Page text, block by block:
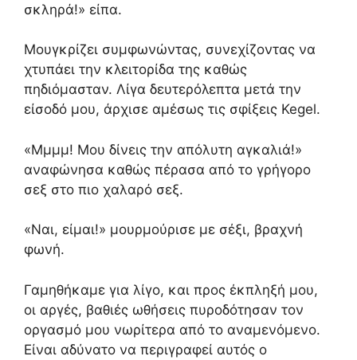
σκληρά!» είπα.
Μουγκρίζει συμφωνώντας, συνεχίζοντας να
χτυπάει την κλειτορίδα της καθώς
πηδιόμασταν. Λίγα δευτερόλεπτα μετά την
είσοδό μου, άρχισε αμέσως τις σφίξεις Kegel.
«Μμμμ! Μου δίνεις την απόλυτη αγκαλιά!»
αναφώνησα καθώς πέρασα από το γρήγορο
σεξ στο πιο χαλαρό σεξ.
«Ναι, είμαι!» μουρμούρισε με σέξι, βραχνή
φωνή.
Γαμηθήκαμε για λίγο, και προς έκπληξή μου,
οι αργές, βαθιές ωθήσεις πυροδότησαν τον
οργασμό μου νωρίτερα από το αναμενόμενο.
Είναι αδύνατο να περιγραφεί αυτός ο